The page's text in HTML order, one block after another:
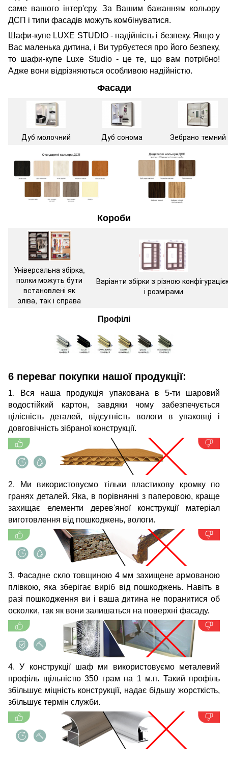
саме вашого інтер'єру. За Вашим бажанням кольору
ДСП і типи фасадів можуть комбінуватися.
Шафи-купе LUXE STUDIO - надійність і безпеку. Якщо у
Вас маленька дитина, і Ви турбуєтеся про його безпеку,
то шафи-купе Luxe Studio - це те, що вам потрібно!
Адже вони відрізняються особливою надійністю.
Фасади
Дуб молочний Дуб сонома Зебрано темний
Короби
Універсальна збірка,
полки можуть бути
встановлені як
зліва, так і справа
Варіанти збірки з різною
і розмірами
Профілі
6 переваг покупки нашої продукції:
1. Вся наша продукція упакована в 5-ти шаровий
водостійкий картон, завдяки чому забезпечується
цілісність деталей, відсутність вологи в упаковці і
довговічність зібраної конструкції.
2. Ми використовуємо тільки пластикову кромку по
гранях деталей. Яка, в порівнянні з паперовою, краще
захищає елементи дерев'яної конструкції матеріал
виготовлення від пошкоджень, вологи.
3. Фасадне скло товщиною 4 мм захищене армованою
плівкою, яка зберігає виріб від пошкоджень. Навіть в
разі пошкодження ви і ваша дитина не поранитися об
осколки, так як вони залишаться на поверхні фасаду.
4. У конструкції шаф ми використовуємо металевий
профіль щільністю 350 грам на 1 м.п. Такий профіль
збільшує міцність конструкції, надає бідьшу жорсткість,
збільшує термін служби.